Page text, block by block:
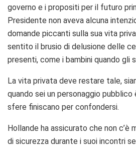
governo e i propositi per il futuro
Presidente non aveva alcuna
domande piccanti sulla sua vita
sentito il brusio di delusione delle
presenti, come i bambini quando gli
La vita privata deve restare tale,
quando sei un personaggio pubblico
sfere finiscano per confondersi.
Hollande ha assicurato che non c’è
di sicurezza durante i suoi incontri